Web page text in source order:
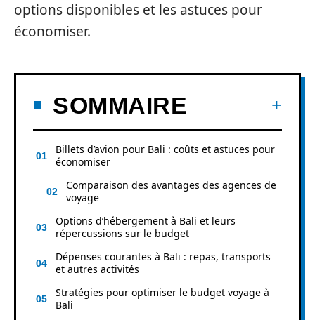
options disponibles et les astuces pour
économiser.
SOMMAIRE
Billets d’avion pour Bali : coûts et astuces pour
économiser
Comparaison des avantages des agences de
voyage
Options d’hébergement à Bali et leurs
répercussions sur le budget
Dépenses courantes à Bali : repas, transports
et autres activités
Stratégies pour optimiser le budget voyage à
Bali